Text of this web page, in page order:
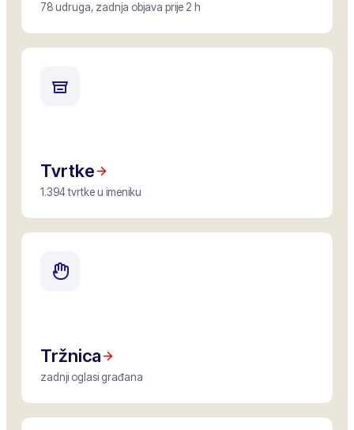
78 udruga, zadnja objava prije 2 h
Tvrtke
1.394 tvrtke u imeniku
Tržnica
zadnji oglasi građana